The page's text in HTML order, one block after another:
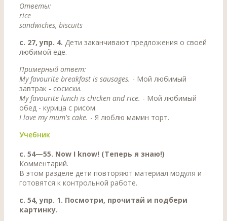
Ответы:
rice
sandwiches, biscuits
с. 27, упр. 4. Дети заканчивают предложения о своей
любимой еде.
Примерный ответ:
Му favourite breakfast is sausages. - Мой любимый
завтрак - сосиски.
Му favourite lunch is chicken and rice. - Мой любимый
обед - курица с рисом.
I love ту mum's cake. - Я люблю мамин торт.
Учебник
с. 54—55. Now I know! (Теперь я знаю!)
Комментарий.
В этом разделе дети повторяют материал модуля и
готовятся к контрольной работе.
с. 54, упр. 1. Посмотри, прочитай и подбери
картинку.